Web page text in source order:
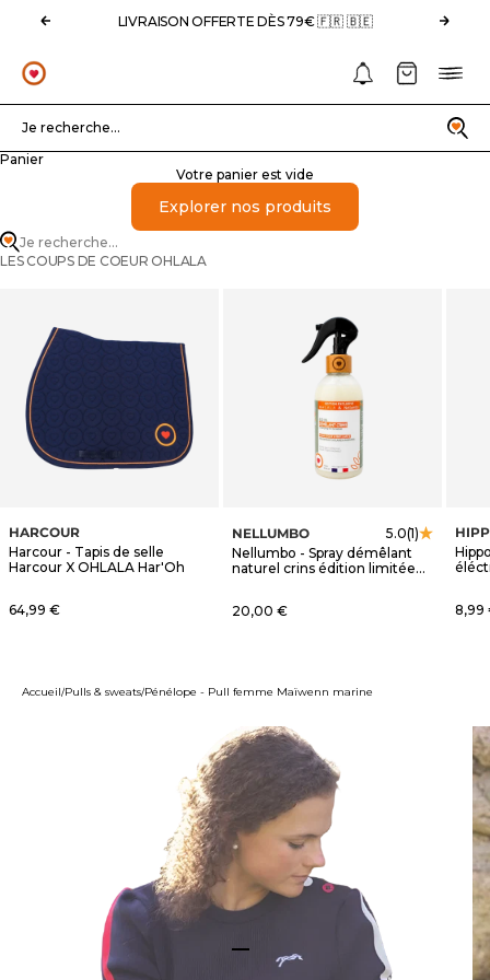
Précédent
LIVRAISON OFFERTE DÈS 79€ 🇫🇷 🇧🇪
OHLALA
Recherche
Je recherche...
Notifications
Panier
Panier
Votre panier est vide
Explorer nos produits
Je recherche...
LES COUPS DE COEUR OHLALA
HARCOUR
Harcour - Tapis de selle
Harcour X OHLALA Har'Oh
Prix de vente
64,99 €
NELLUMBO 5.0(1)
Nellumbo - Spray démêlant
naturel crins édition limitée
Prix de vente
20,00 € Prix
8,99
Accueil Pulls & sweats Pénélope - Pull femme Maïwenn marine
Aller à l'élément 1
Aller à l'élément 2